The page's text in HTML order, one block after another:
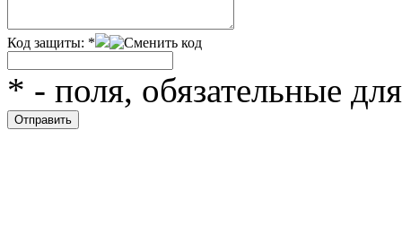
Код защиты: *
* - поля, обязательные